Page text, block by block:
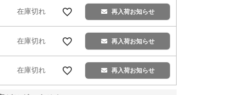
在庫切れ 再入荷お知らせ
在庫切れ 再入荷お知らせ
在庫切れ 再入荷お知らせ